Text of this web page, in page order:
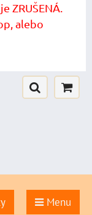
ZRUŠENÁ.
alebo
Menu